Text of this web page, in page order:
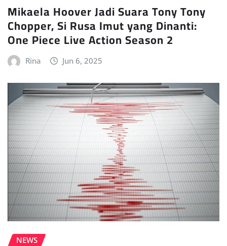
Mikaela Hoover Jadi Suara Tony Tony
Chopper, Si Rusa Imut yang Dinanti:
One Piece Live Action Season 2
Rina Jun 6, 2025
NEWS